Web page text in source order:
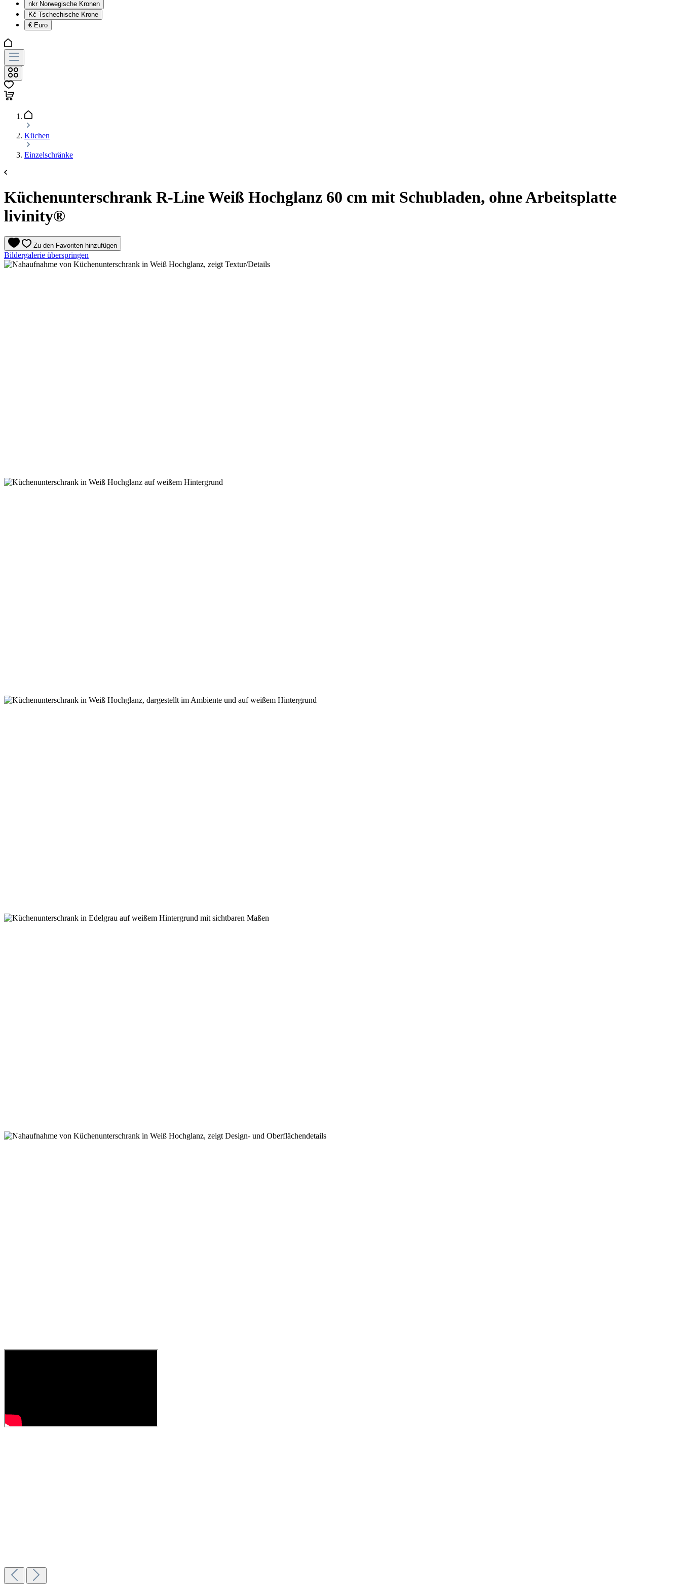
nkr Norwegische Kronen
Kč Tschechische Krone
€ Euro
Küchen
Einzelschränke
Küchenunterschrank R-Line Weiß Hochglanz 60 cm mit Schubladen, ohne Arbeitsplatte
livinity®
Zu den Favoriten hinzufügen
Bildergalerie überspringen